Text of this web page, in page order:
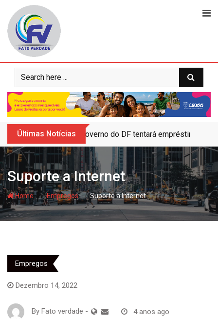
content
Últimas Notícias Governo do DF tentará empréstimo
Suporte a Internet
Home- hjEmpregos- hjSuporte a Internet
Empregos
Dezembro 14, 2022
By Fato verdade - 4 anos ago